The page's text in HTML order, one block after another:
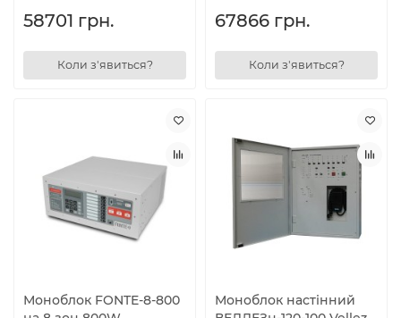
58701 грн.
Коли з'явиться?
67866 грн.
Коли з'явиться?
Моноблок FONTE-8-800
Моноблок настінний